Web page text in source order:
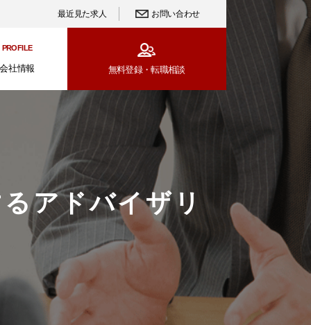
最近見た求人 お問い合わせ
PROFILE
会社情報 無料登録・転職相談
アドバイザリ